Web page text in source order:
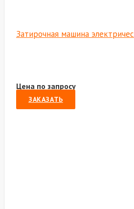
Затирочная машина
Цена по запросу
ЗАКАЗАТЬ